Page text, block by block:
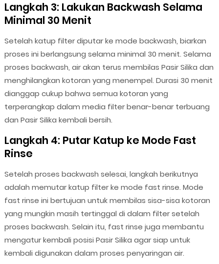
Langkah 3: Lakukan Backwash Selama
Minimal 30 Menit
Setelah katup filter diputar ke mode backwash, biarkan
proses ini berlangsung selama minimal 30 menit. Selama
proses backwash, air akan terus membilas Pasir Silika dan
menghilangkan kotoran yang menempel. Durasi 30 menit
dianggap cukup bahwa semua kotoran yang
terperangkap dalam media filter benar-benar terbuang
dan Pasir Silika kembali bersih.
Langkah 4: Putar Katup ke Mode Fast
Rinse
Setelah proses backwash selesai, langkah berikutnya
adalah memutar katup filter ke mode fast rinse. Mode
fast rinse ini bertujuan untuk membilas sisa-sisa kotoran
yang mungkin masih tertinggal di dalam filter setelah
proses backwash. Selain itu, fast rinse juga membantu
mengatur kembali posisi Pasir Silika agar siap untuk
kembali digunakan dalam proses penyaringan air.